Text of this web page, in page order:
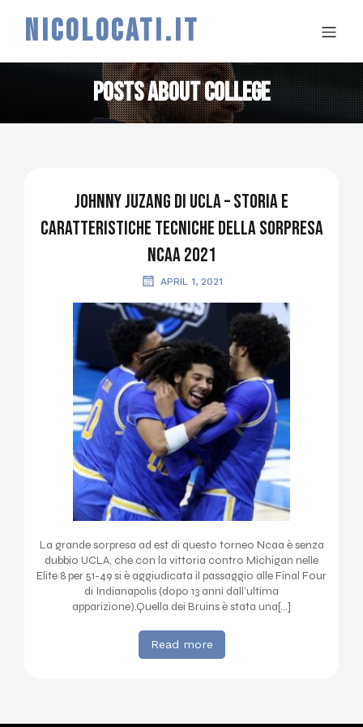
NICOLOCATI.IT
Posts about college
Johnny Juzang di UCLA – Storia e
caratteristiche tecniche della sorpresa
NCAA 2021
APRIL 1, 2021
La grande sorpresa ad est di questo torneo Ncaa è senza
dubbio UCLA, che con la vittoria contro Michigan nelle
Elite 8 per 51-49 si è aggiudicata il passaggio alle Final Four
di Indianapolis (dopo 13 anni dall’ultima
apparizione).Quella dei Bruins è stata una[…]
Read more